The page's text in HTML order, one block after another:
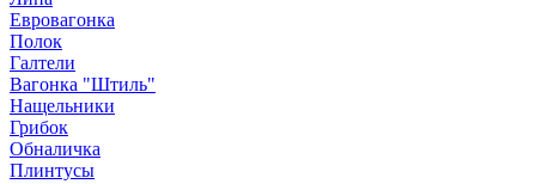
Евровагонка
Полок
Галтели
Вагонка "Штиль"
Нащельники
Грибок
Обналичка
Плинтусы